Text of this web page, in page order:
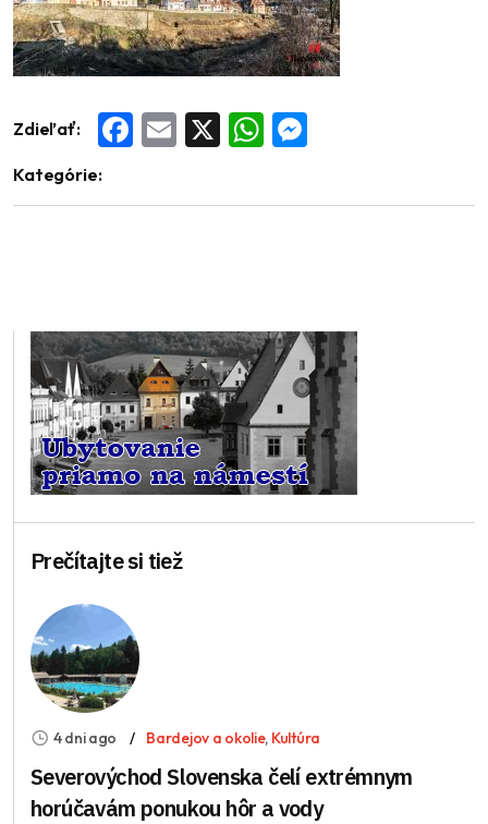
Zdieľať: Facebook
Email WhatsApp
Kategórie:
Prečítajte si tiež
4 dni ago Bardejov a okolie, Kultúra
Severovýchod Slovenska čelí extrémnym
horúčavám ponukou hôr a vody